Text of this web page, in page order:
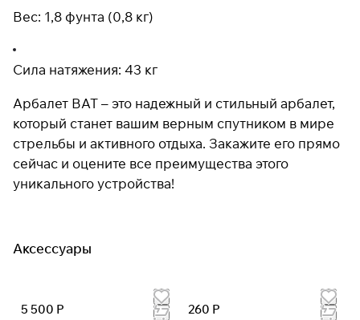
Вес: 1,8 фунта (0,8 кг)
Сила натяжения: 43 кг
Арбалет BAT – это надежный и стильный арбалет,
который станет вашим верным спутником в мире
стрельбы и активного отдыха. Закажите его прямо
сейчас и оцените все преимущества этого
уникального устройства!
Аксессуары
5 500 Р
260 Р